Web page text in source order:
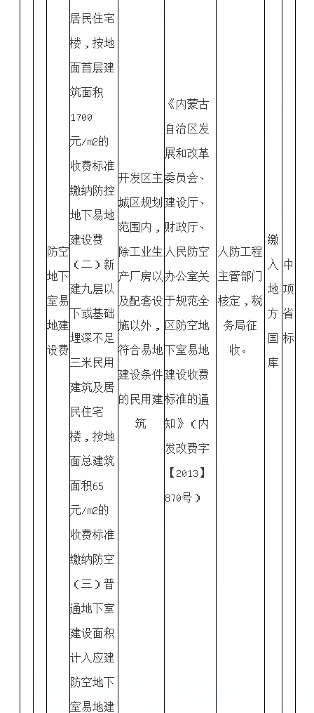
防空
地下
室易
地建
设费
居民住宅
楼，按地
面首层建
筑面积
1700
元/m2的
收费标准
缴纳防控
地下易地
建设费
（二）新
建九层以
下或基础
埋深不足
三米民用
建筑及居
民住宅
楼，按地
面总建筑
面积65
元/m2的
收费标准
缴纳防空
（三）普
通地下室
建设面积
计入应建
防空地下
室易地建
开发区主
城区规划
范围内，
除工业生
产厂房以
及配套设
施以外，
符合易地
建设条件
的民用建
筑
《内蒙古
自治区发
展和改革
委员会、
建设厅、
财政厅、
人民防空
办公室关
于规范全
区防空地
下室易地
建设收费
标准的通
知》（内
发改费字
【2013】
870号）
人防工程
主管部门
核定，税
务局征
收。
缴
入
地
方
国
库
中
项
省
标